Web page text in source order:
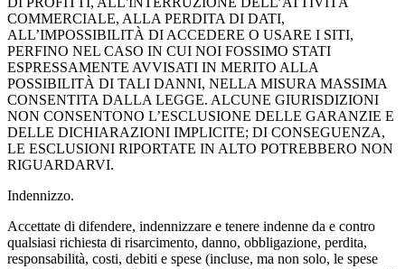
COMMERCIALE, ALLA PERDITA DI DATI,
ALL’IMPOSSIBILITÀ DI ACCEDERE O USARE I SITI,
PERFINO NEL CASO IN CUI NOI FOSSIMO STATI
ESPRESSAMENTE AVVISATI IN MERITO ALLA
POSSIBILITÀ DI TALI DANNI, NELLA MISURA MASSIMA
CONSENTITA DALLA LEGGE. ALCUNE GIURISDIZIONI
NON CONSENTONO L’ESCLUSIONE DELLE GARANZIE E
DELLE DICHIARAZIONI IMPLICITE; DI CONSEGUENZA,
LE ESCLUSIONI RIPORTATE IN ALTO POTREBBERO NON
RIGUARDARVI.
Indennizzo.
Accettate di difendere, indennizzare e tenere indenne da e contro
qualsiasi richiesta di risarcimento, danno, obbligazione, perdita,
responsabilità, costi, debiti e spese (incluse, ma non solo, le spese